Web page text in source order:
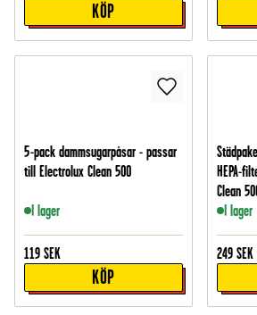
KÖP
5-pack dammsugarpåsar - passar
till Electrolux Clean 500
I lager
119 SEK
KÖP
HEPA-
Clean
I lager
249 SEK